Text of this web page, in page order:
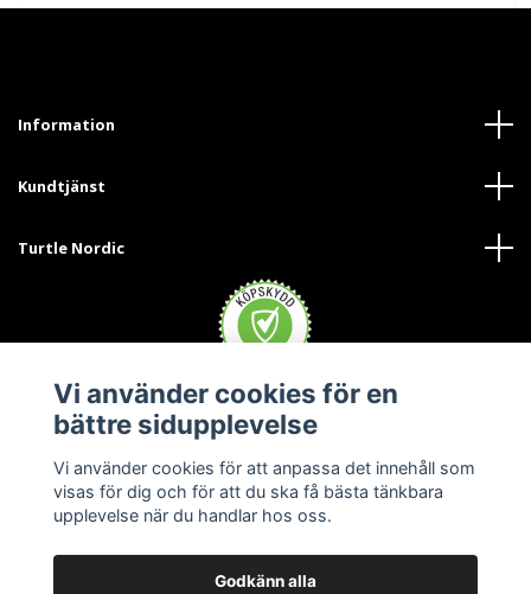
Information
Kundtjänst
Turtle Nordic
Vi använder cookies för en
bättre sidupplevelse
Vi använder cookies för att anpassa det innehåll som
visas för dig och för att du ska få bästa tänkbara
upplevelse när du handlar hos oss.
Godkänn alla